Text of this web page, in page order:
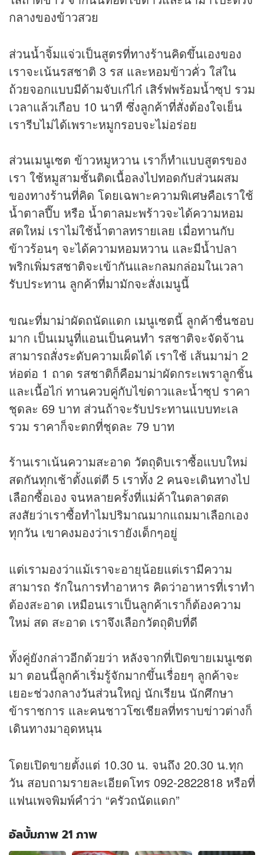
กลางของข้าวสวย
ส่วนน้ำจิ้มแจ่วเป็นสูตรที่ทางร้านคิดขึ้นเองของ
เราจะเน้นรสชาติ 3 รส และหอมข้าวคั่ว ใส่ใน
ถ้วยจอกแบบมีด้ามจับเก๋ไก๋ เสิร์ฟพร้อมน้ำซุป รวม
เวลาแล้วเกือบ 10 นาที ซึ่งลูกค้าที่สั่งต้องใจเย็น
เรารีบไม่ได้เพราะหมูกรอบจะไม่อร่อย
ส่วนเมนูเซต ข้าวหมูหวาน เราก็ทำแบบสูตรของ
เรา ใช้หมูสามชั้นติดเนื้อลงไปทอดกับส่วนผสม
ของทางร้านที่คิด โดยเฉพาะความพิเศษคือเราใช้
น้ำตาลปี๊บ หรือ น้ำตาลมะพร้าวจะได้ความหอม
สดใหม่ เราไม่ใช้น้ำตาลทรายเลย เมื่อทานกับ
ข้าวร้อนๆ จะได้ความหอมหวาน และมีน้ำปลา
พริกเพิ่มรสชาติจะเข้ากันและกลมกล่อมในเวลา
รับประทาน ลูกค้าที่มามักจะสั่งเมนูนี้
ขณะที่มาม่าผัดถนัดแดก เมนูเซตนี้ ลูกค้าชื่นชอบ
มาก เป็นเมนูที่แอนเป็นคนทำ รสชาติจะจัดจ้าน
สามารถสั่งระดับความเผ็ดได้ เราใช้ เส้นมาม่า 2
ห่อต่อ 1 ถาด รสชาติก็คือมาม่าผัดกระเพราลูกชิ้น
และเนื้อไก่ ทานควบคู่กับไข่ดาวและน้ำซุป ราคา
ชุดละ 69 บาท ส่วนถ้าจะรับประทานแบบทะเล
รวม ราคาก็จะตกที่ชุดละ 79 บาท
ร้านเราเน้นความสะอาด วัตถุดิบเราซื้อแบบใหม่
สดกันทุกเช้าตั้งแต่ตี 5 เราทั้ง 2 คนจะเดินทางไป
เลือกซื้อเอง จนหลายครั้งที่แม่ค้าในตลาดสด
สงสัยว่าเราซื้อทำไมปริมาณมากแถมมาเลือกเอง
ทุกวัน เขาคงมองว่าเรายังเด็กๆอยู่
แต่เรามองว่าแม้เราจะอายุน้อยแต่เรามีความ
สามารถ รักในการทำอาหาร คิดว่าอาหารที่เราทำ
ต้องสะอาด เหมือนเราเป็นลูกค้าเราก็ต้องความ
ใหม่ สด สะอาด เราจึงเลือกวัตถุดิบที่ดี
ทั้งคู่ยังกล่าวอีกด้วยว่า หลังจากที่เปิดขายเมนูเซต
มา ตอนนี้ลูกค้าเริ่มรู้จักมากขึ้นเรื่อยๆ ลูกค้าจะ
เยอะช่วงกลางวันส่วนใหญ่ นักเรียน นักศึกษา
ข้าราชการ และคนชาวโซเชียลที่ทราบข่าวต่างก็
เดินทางมาอุดหนุน
โดยเปิดขายตั้งแต่ 10.30 น. จนถึง 20.30 น.ทุก
วัน สอบถามรายละเอียดโทร 092-2822818 หรือที่
แฟนเพจพิมพ์คำว่า “ครัวถนัดแดก”
อัลบั้มภาพ 21 ภาพ